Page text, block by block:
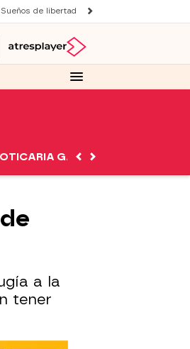
Sueños de libertad Suri y Tom Cruise
GARCÍA
a la
tener